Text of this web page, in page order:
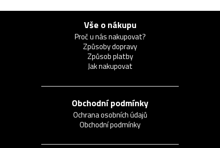
Vše o nákupu
Proč u nás nakupovat?
Způsoby dopravy
Způsob platby
Jak nakupovat
Obchodní podmínky
Ochrana osobních údajů
Obchodní podmínky